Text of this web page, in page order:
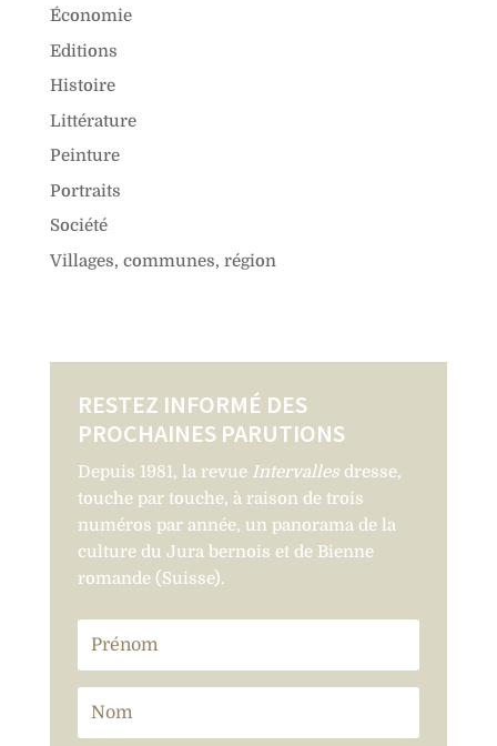
Économie
Editions
Histoire
Littérature
Peinture
Portraits
Société
Villages, communes, région
RESTEZ INFORMÉ DES
PROCHAINES PARUTIONS
Depuis 1981, la revue Intervallesdresse,
touche par touche, à raison de trois
numéros par année, un panorama de la
culture du Jura bernois et de Bienne
romande (Suisse).